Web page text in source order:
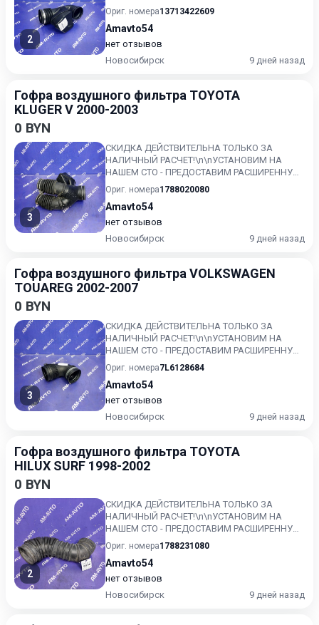
2
ГАРАНТИЮ!!\nКонтрактный, без пробега по...
Ориг. номера13713422609
Amavto54
нет отзывов
Новосибирск
9 дней назад
Гофра воздушного фильтра TOYOTA
KLUGER V 2000-2003
0 BYN
3
СКИДКА ДЕЙСТВИТЕЛЬНА ТОЛЬКО ЗА
НАЛИЧНЫЙ РАСЧЕТ!\n\nУСТАНОВИМ НА
НАШЕМ СТО - ПРЕДОСТАВИМ РАСШИРЕННУЮ
ГАРАНТИЮ!!\nКонтрактный, без пробега по...
Ориг. номера1788020080
Amavto54
нет отзывов
Новосибирск
9 дней назад
Гофра воздушного фильтра VOLKSWAGEN
TOUAREG 2002-2007
0 BYN
3
СКИДКА ДЕЙСТВИТЕЛЬНА ТОЛЬКО ЗА
НАЛИЧНЫЙ РАСЧЕТ!\n\nУСТАНОВИМ НА
НАШЕМ СТО - ПРЕДОСТАВИМ РАСШИРЕННУЮ
ГАРАНТИЮ!!\nКонтрактный, без пробега по...
Ориг. номера7L6128684
Amavto54
нет отзывов
Новосибирск
9 дней назад
Гофра воздушного фильтра TOYOTA
HILUX SURF 1998-2002
0 BYN
2
СКИДКА ДЕЙСТВИТЕЛЬНА ТОЛЬКО ЗА
НАЛИЧНЫЙ РАСЧЕТ!\n\nУСТАНОВИМ НА
НАШЕМ СТО - ПРЕДОСТАВИМ РАСШИРЕННУЮ
ГАРАНТИЮ!!\nКонтрактный, без пробега по...
Ориг. номера1788231080
Amavto54
нет отзывов
Новосибирск
9 дней назад